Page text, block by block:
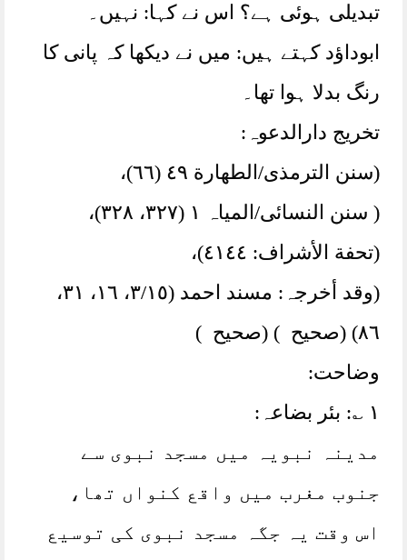
تبدیلی ہوئی ہے؟ اس نے کہا: نہیں۔
ابوداؤد کہتے ہیں: میں نے دیکھا کہ پانی کا
رنگ بدلا ہوا تھا۔
تخریج دارالدعوہ:
(سنن الترمذی/الطھارة ٤٩ (٦٦)،
( سنن النسائی/المیاہ ١ (٣٢٧، ٣٢٨)،
(تحفة الأشراف: ٤١٤٤)،
(وقد أخرجہ: مسند احمد (٣/١٥، ١٦، ٣١،
٨٦) (صحیح ) (صحیح )
وضاحت:
١ ؎: بئر بضاعہ:
مدینہ نبویہ میں مسجد نبوی سے
جنوب مغرب میں واقع کنواں تھا،
اس وقت یہ جگہ مسجد نبوی کی توسیع